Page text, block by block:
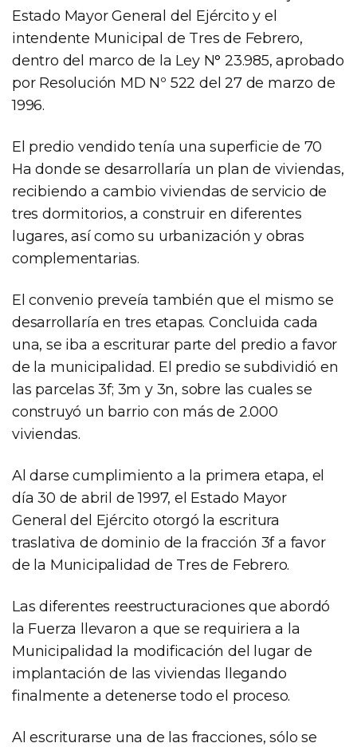
Estado Mayor General del Ejército y el
intendente Municipal de Tres de Febrero,
dentro del marco de la Ley N° 23.985, aprobado
por Resolución MD Nº 522 del 27 de marzo de
1996.
El predio vendido tenía una superficie de 70
Ha donde se desarrollaría un plan de viviendas,
recibiendo a cambio viviendas de servicio de
tres dormitorios, a construir en diferentes
lugares, así como su urbanización y obras
complementarias.
El convenio preveía también que el mismo se
desarrollaría en tres etapas. Concluida cada
una, se iba a escriturar parte del predio a favor
de la municipalidad. El predio se subdividió en
las parcelas 3f; 3m y 3n, sobre las cuales se
construyó un barrio con más de 2.000
viviendas.
Al darse cumplimiento a la primera etapa, el
día 30 de abril de 1997, el Estado Mayor
General del Ejército otorgó la escritura
traslativa de dominio de la fracción 3f a favor
de la Municipalidad de Tres de Febrero.
Las diferentes reestructuraciones que abordó
la Fuerza llevaron a que se requiriera a la
Municipalidad la modificación del lugar de
implantación de las viviendas llegando
finalmente a detenerse todo el proceso.
Al escriturarse una de las fracciones, sólo se